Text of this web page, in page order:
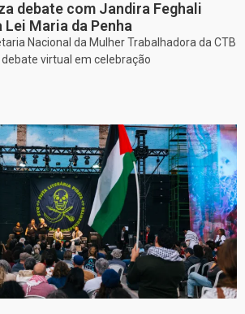
debate com Jandira Feghali
Lei Maria da Penha
Nacional da Mulher Trabalhadora da CTB
virtual em celebração